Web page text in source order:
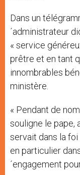
Dans un
´administrateur
« service
prêtre et en tant
innombrables
ministère.
« Pendant de
souligne le pape,
servait dans la
en particulier
´engagement